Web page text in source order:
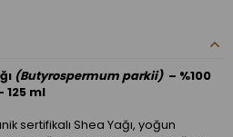
(Butyrospermum parkii) – %100
125 ml
sertifikalı Shea Yağı, yoğun